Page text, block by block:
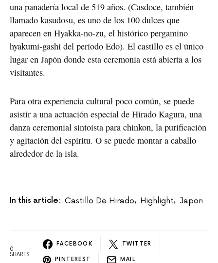
una panadería local de 519 años. (Casdoce, también
llamado kasudosu, es uno de los 100 dulces que
aparecen en Hyakka-no-zu, el histórico pergamino
hyakumi-gashi del período Edo). El castillo es el único
lugar en Japón donde esta ceremonia está abierta a los
visitantes.
Para otra experiencia cultural poco común, se puede
asistir a una actuación especial de Hirado Kagura, una
danza ceremonial sintoísta para chinkon, la purificación
y agitación del espíritu. O se puede montar a caballo
alrededor de la isla.
In this article: Castillo De Hirado, Highlight, Japon
0
SHARES
FACEBOOK TWITTER
PINTEREST MAIL